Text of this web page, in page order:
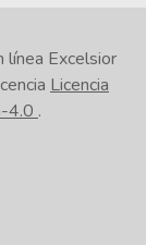
línea Excelsior
Licencia
4.0 .